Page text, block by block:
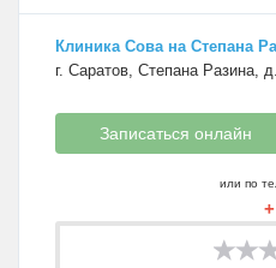
Клиника Сова на Степана
г. Саратов, Степана Разина,
Записаться онлайн
или по
+